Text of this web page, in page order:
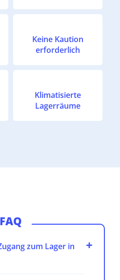
Keine Kaution
erforderlich
Klimatisierte
Lagerräume
FAQ
zum Lager in